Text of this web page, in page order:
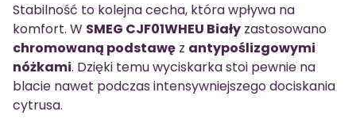
Stabilność to kolejna cecha, która wpływa na
komfort. W SMEG CJF01WHEU Biały zastosowano
chromowaną podstawę z antypoślizgowymi
nóżkami. Dzięki temu wyciskarka stoi pewnie na
blacie nawet podczas intensywniejszego dociskania
cytrusa.